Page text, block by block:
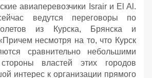
авиаперевозчики Israir и El Al.
ведутся переговоры по
из Курска, Брянска и
несмотря на то, что Курск
сравнительно небольшими
властей этих городов
интерес к организации прямого